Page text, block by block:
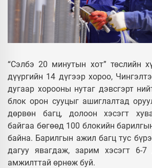
“Сэлбэ 20 минутын хот” төслийн
дүүргийн 14 дүгээр хороо,
дугаар хорооны нутаг дэвсгэрт
блок орон сууцыг ашиглалтад
дөрвөн багц, долоон хэсэгт
байгаа бөгөөд 100 блокийн
байна. Барилгын ажил багц тус
дагуу явагдаж, зарим хэсэгт 6-7
амжилттай өрнөж буй.